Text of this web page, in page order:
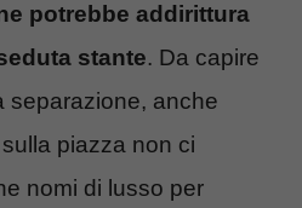
potrebbe addirittura
stante. Da capire
separazione, anche
piazza non ci
nomi di lusso per